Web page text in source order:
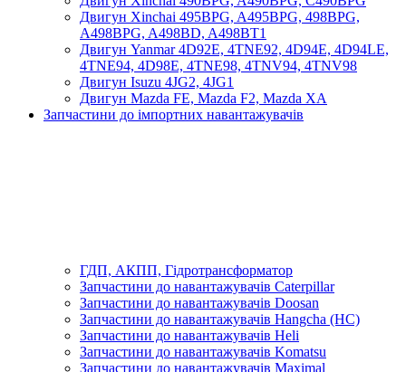
Двигун Xinchai 495BPG, A495BPG, 498BPG,
A498BPG, A498BD, A498BT1
Двигун Yanmar 4D92E, 4TNE92, 4D94E, 4D94LE,
4TNE94, 4D98E, 4TNE98, 4TNV94, 4TNV98
Двигун Isuzu 4JG2, 4JG1
Двигун Mazda FE, Mazda F2, Mazda XA
Запчастини до імпортних навантажувачів
ГДП, АКПП, Гідротрансформатор
Запчастини до навантажувачів Caterpillar
Запчастини до навантажувачів Doosan
Запчастини до навантажувачів Hangcha (HC)
Запчастини до навантажувачів Heli
Запчастини до навантажувачів Komatsu
Запчастини до навантажувачів Maximal